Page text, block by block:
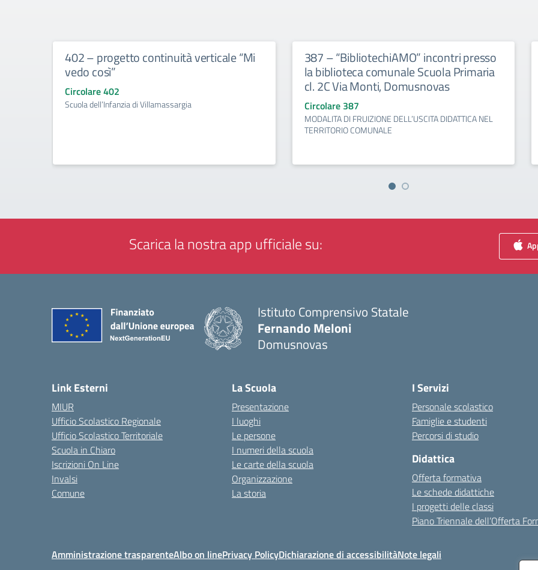
402 – progetto continuità verticale “Mi
vedo così”
Circolare 402
Scuola dell’Infanzia di Villamassargia
387 – “BibliotechiAMO” incontri presso
la biblioteca comunale Scuola Primaria
cl. 2C Via Monti, Domusnovas
Circolare 387
MODALITA DI FRUIZIONE DELL’USCITA DIDATTICA NEL
TERRITORIO COMUNALE
Scarica la nostra app ufficiale su:
Istituto Comprensivo Statale
Fernando Meloni
Domusnovas
Link Esterni
MIUR
Ufficio Scolastico Regionale
Ufficio Scolastico Territoriale
Scuola in Chiaro
Iscrizioni On Line
Invalsi
Comune
La Scuola
Presentazione
I luoghi
Le persone
I numeri della scuola
Le carte della scuola
Organizzazione
La storia
I Servizi
Personale scolastico
Famiglie e studenti
Percorsi di studio
Didattica
Offerta formativa
Le schede didattiche
I progetti delle classi
Piano Triennale dell’Offerta
Amministrazione trasparenteAlbo on linePrivacy PolicyDichiarazione di accessibilitàNote legali